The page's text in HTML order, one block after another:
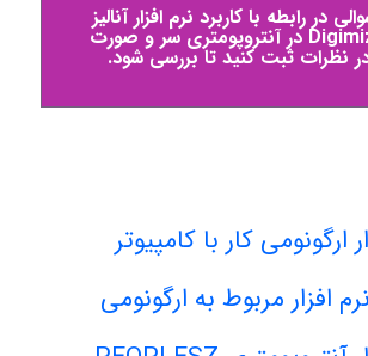
در رابطه با کاربرد نرم افزار آنالیز
تصویر Digimizer در آنتروپومتری سر و صورت
نظرات ثبت کنید تا بررسی شود.
ارگونومی کار با کامپیوتر
افزار مربوط به ارگونومی